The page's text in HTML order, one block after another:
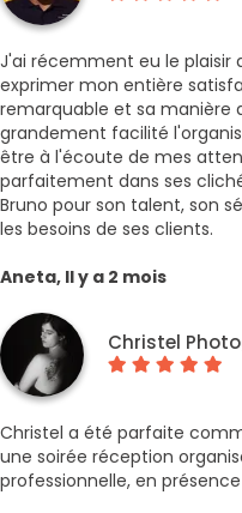
J'ai récemment eu le plaisir
exprimer mon entière
remarquable et sa manière
grandement facilité
être à l'écoute de mes
parfaitement dans ses
Bruno pour son talent, son
les besoins de ses clients.
Aneta, Il y a 2 mois
Christel
Christel a été parfaite
une soirée réception
professionnelle, en